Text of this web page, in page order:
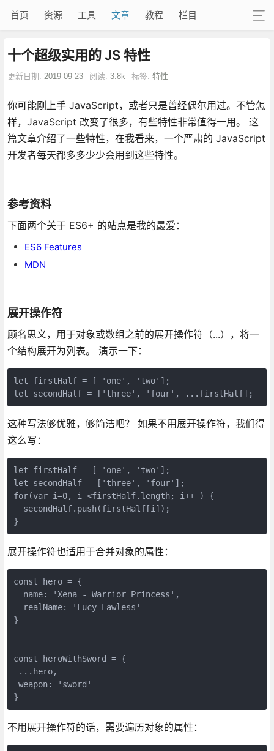
首页 资源 工具 文章 教程 栏目
十个超级实用的 JS 特性
更新日期: 2019-09-23 阅读: 3.8k 标签: 特性
你可能刚上手 JavaScript，或者只是曾经偶尔用过。不管怎
样，JavaScript 改变了很多，有些特性非常值得一用。 这
篇文章介绍了一些特性，在我看来，一个严肃的 JavaScript
开发者每天都多多少少会用到这些特性。
参考资料
下面两个关于 ES6+ 的站点是我的最爱：
ES6 Features
MDN
展开操作符
顾名思义，用于对象或数组之前的展开操作符（...），将一
个结构展开为列表。 演示一下：
let firstHalf = [ 'one', 'two'];
let secondHalf = ['three', 'four', ...firstHalf];
这种写法够优雅，够简洁吧？ 如果不用展开操作符，我们得
这么写：
let firstHalf = [ 'one', 'two'];
let secondHalf = ['three', 'four'];
for(var i=0, i <firstHalf.length; i++ ) {
  secondHalf.push(firstHalf[i]);
}
展开操作符也适用于合并对象的属性：
const hero = {
  name: 'Xena - Warrior Princess',
  realName: 'Lucy Lawless'
}
const heroWithSword = {
...hero,
weapon: 'sword'
}
不用展开操作符的话，需要遍历对象的属性：